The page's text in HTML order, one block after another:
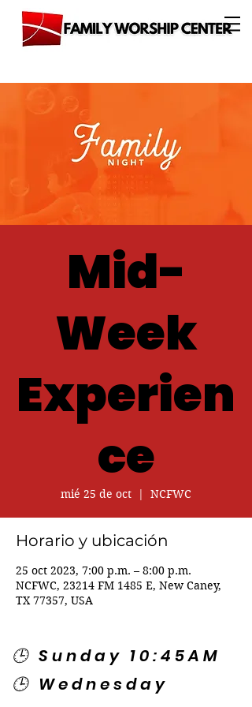
Mid-
Week
Experien
ce
mié 25 de oct
  |
NCFWC
Horario y ubicación
25 oct 2023, 7:00 p.m. – 8:00 p.m.
NCFWC, 23214 FM 1485 E, New Caney,
TX 77357, USA
🕒 Sunday 10:45AM
🕒 Wednesday